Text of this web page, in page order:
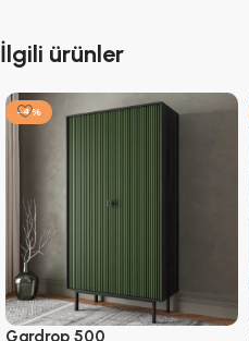
İlgili ürünler
-4%
Gardrop 500